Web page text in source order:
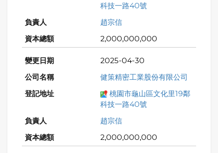
科技一路40號
趙宗信
2,000,000,000
2025-04-30
健策精密工業股份有限公司
桃園市龜山區文化里19鄰
科技一路40號
趙宗信
2,000,000,000